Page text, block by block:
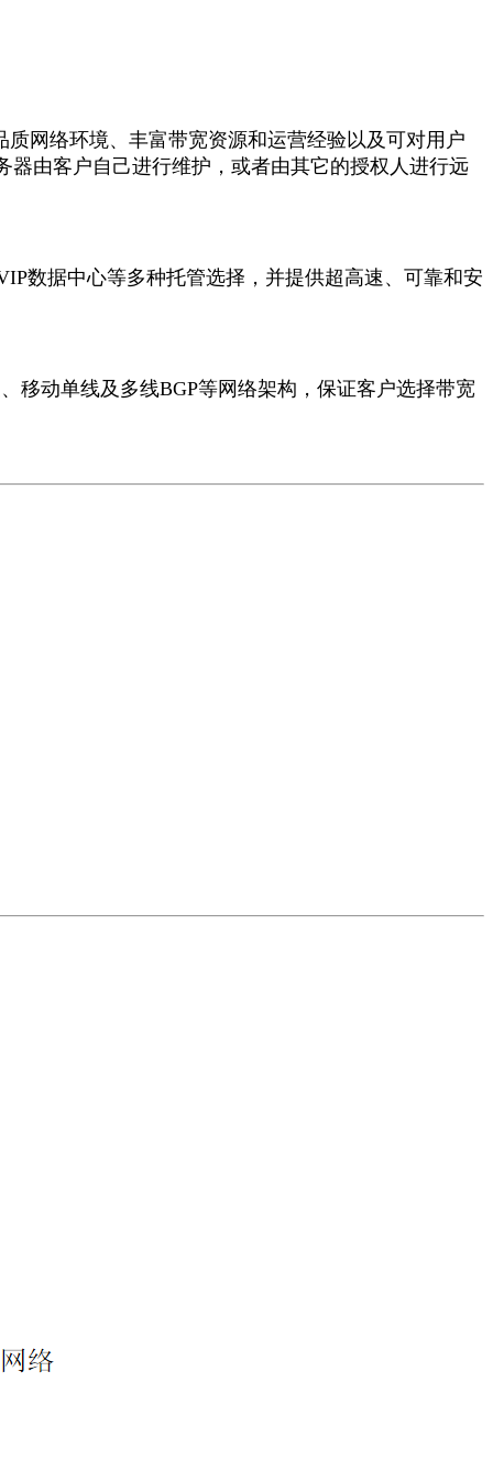
网络环境、丰富带宽资源和运营经验以及可对用户
由客户自己进行维护，或者由其它的授权人进行远
数据中心等多种托管选择，并提供超高速、可靠和安
动单线及多线BGP等网络架构，保证客户选择带宽